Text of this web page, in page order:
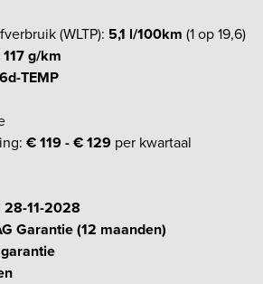
(WLTP): 5,1 l/100km (1 op 19,6)
117 g/km
TEMP
€ 119 - € 129 per kwartaal
28-11-2028
Garantie (12 maanden)